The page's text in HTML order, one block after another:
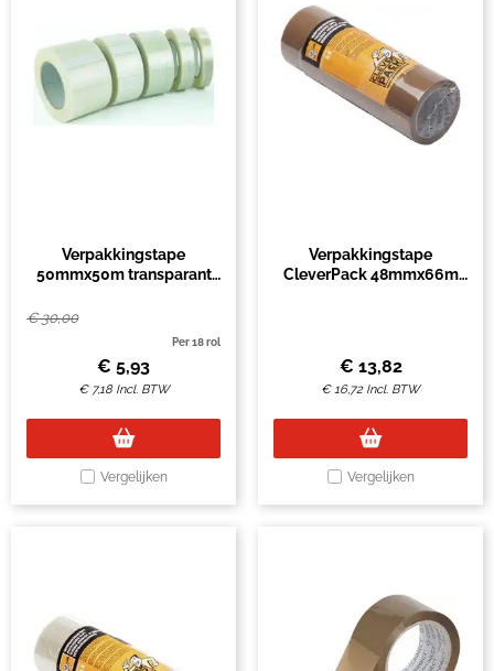
Verpakkingstape
50mmx50m transparant
€30,00
Per 18 rol
€ 5,93
€ 7,18 Incl. BTW
Vergelijken
Verpakkingstape
CleverPack 48mmx66m
€ 13,82
€16,72 Incl. BTW
Vergelijken